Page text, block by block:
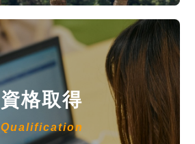
資格取得
Qualification